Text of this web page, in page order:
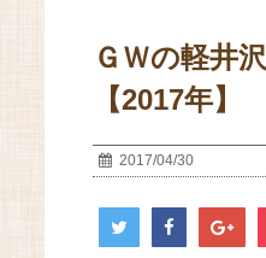
ＧＷの軽井
【2017年】
2017/04/30